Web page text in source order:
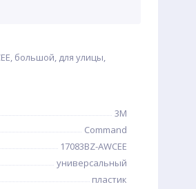
большой, для улицы,
3M
Command
17083BZ-AWCEE
универсальный
пластик